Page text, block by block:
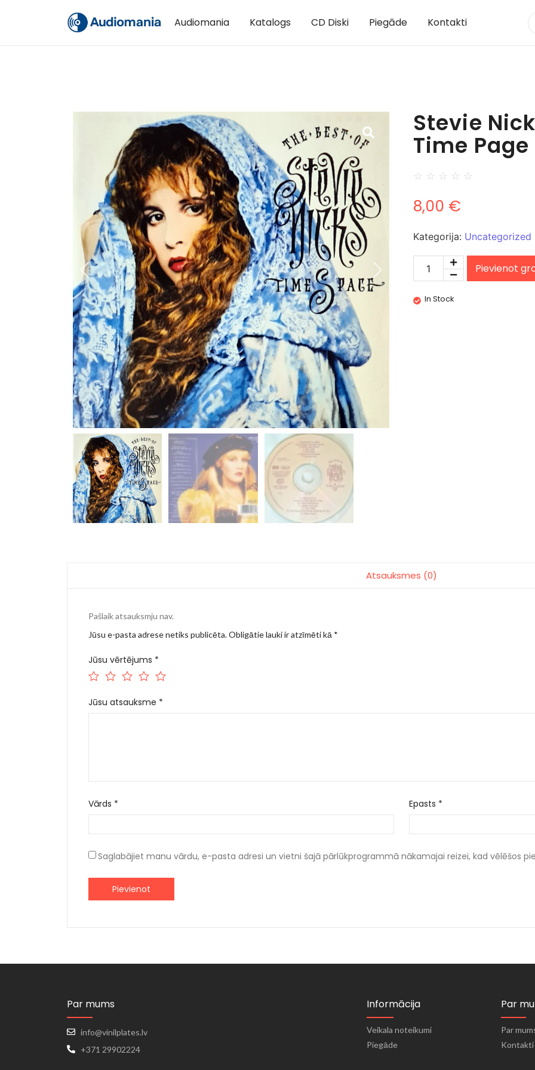
Audiomania Katalogs CD Diski Piegāde Kontakti
Stevie
Time Page
☆ ☆ ☆ ☆ ☆
8,00 €
Kategorija: Uncategorized
Pievienot
In Stock
Atsauksmes (0)
Pašlaik atsauksmju nav.
Jūsu e-pasta adrese netiks publicēta.Obligātie lauki ir atzīmēti kā *
Jūsu vērtējums *
Jūsu atsauksme *
Vārds * Epasts *
Saglabājiet manu vārdu, e-pasta adresi un vietni šajā pārlūkprogrammā nākamajai reizei, kad vēlēšos
Par mums
info@vinilplates.lv
+371 29902224
Informācija
Veikala noteikumi
Piegāde
Par
Par
Kontakti